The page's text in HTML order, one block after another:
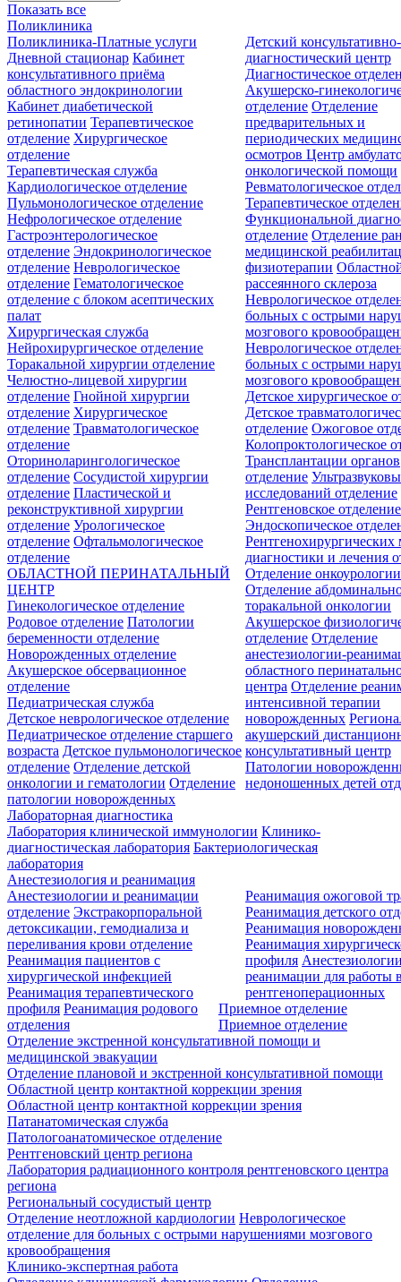
Показать все
Поликлиника
Поликлиника-Платные услуги
Дневной стационар Кабинет
консультативного приёма
областного эндокринологии
Кабинет диабетической
ретинопатии Терапевтическое
отделение Хирургическое
отделение
Детский консультативно-
диагностический центр
Диагностическое
Акушерско-
отделение Отделение
предварительных и
периодических
осмотровЦентр
онкологической помощи
Терапевтическая служба
Кардиологическое отделение
Пульмонологическое отделение
Нефрологическое отделение
Гастроэнтерологическое
отделение Эндокринологическое
отделение Неврологическое
отделение Гематологическое
отделение c блоком асептических
палат
Ревматологическое
Терапевтическое
Функциональной
отделение Отделение
медицинской
физиотерапии
рассеянного склероза
Неврологическое
больных с острыми
мозгового
Неврологическое
больных с острыми
мозгового
Хирургическая служба
Нейрохирургическое отделение
Торакальной хирургии отделение
Челюстно-лицевой хирургии
отделение Гнойной хирургии
отделение Хирургическое
отделение Травматологическое
отделение
Оториноларингологическое
отделение Сосудистой хирургии
отделение Пластической и
реконструктивной хирургии
отделение Урологическое
отделение Офтальмологическое
отделение
Детское хирургическое
Детское
отделение Ожоговое
Колопроктологическое
Трансплантации органов
отделение
исследований отделение
Рентгеновское отделение
Эндоскопическое
Рентгенохирургических
диагностики и лечения
Отделение онкоурологии
Отделение
торакальной онкологии
ОБЛАСТНОЙ ПЕРИНАТАЛЬНЫЙ
ЦЕНТР
Гинекологическое отделение
Родовое отделение Патологии
беременности отделение
Новорожденных отделение
Акушерское обсервационное
отделение
Акушерское
отделение Отделение
анестезиологии-
областного
центра Отделение
интенсивной терапии
новорожденных
акушерский
консультативный центр
Патологии
недоношенных детей
Педиатрическая служба
Детское неврологическое отделение
Педиатрическое отделение старшего
возраста Детское пульмонологическое
отделение Отделение детской
онкологии и гематологии Отделение
патологии новорожденных
Лабораторная диагностика
Лаборатория клинической иммунологии Клинико-
диагностическая лаборатория Бактериологическая
лаборатория
Анестезиология и реанимация
Анестезиологии и реанимации
отделение Экстракорпоральной
детоксикации, гемодиализа и
переливания крови отделение
Реанимация пациентов с
хирургической инфекцией
Реанимация терапевтического
профиля Реанимация родового
отделения
Реанимация ожоговой
Реанимация детского
Реанимация
Реанимация
профиля
реанимации для работы
рентгеноперационных
Приемное отделение
Приемное отделение
Отделение экстренной консультативной помощи и
медицинской эвакуации
Отделение плановой и экстренной консультативной помощи
Областной центр контактной коррекции зрения
Областной центр контактной коррекции зрения
Патанатомическая служба
Патологоанатомическое отделение
Рентгеновский центр региона
Лаборатория радиационного контроля рентгеновского центра
региона
Региональный сосудистый центр
Отделение неотложной кардиологии Неврологическое
отделение для больных с острыми нарушениями мозгового
кровообращения
Клинико-экспертная работа